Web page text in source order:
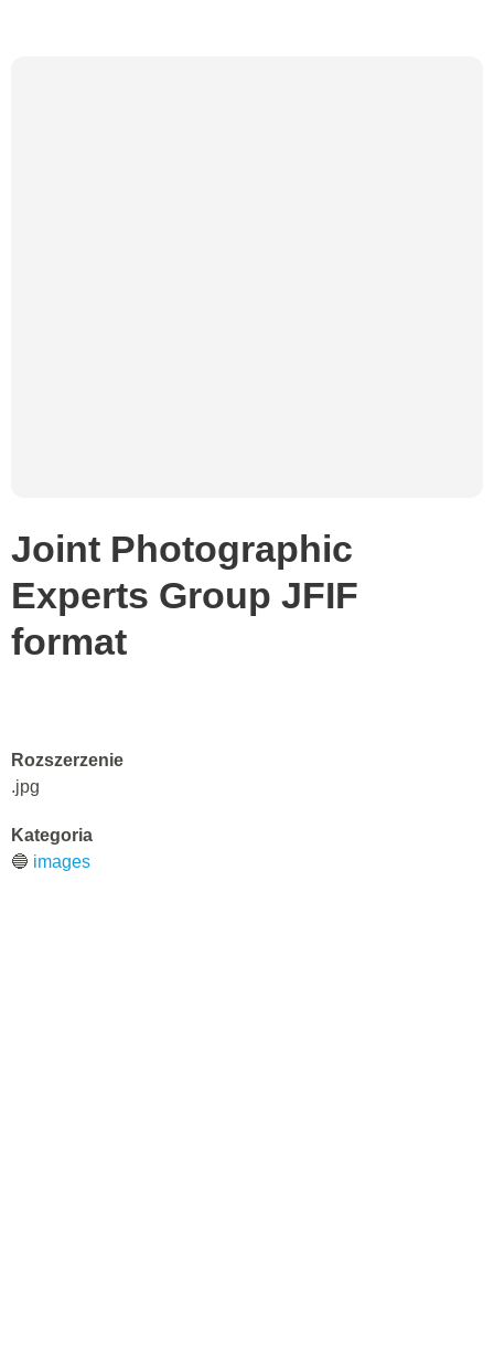
Joint Photographic
Experts Group JFIF
format
Rozszerzenie
.jpg
Kategoria
🔵 images